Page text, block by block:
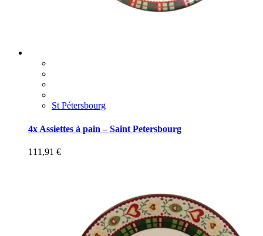
St Pétersbourg
4x Assiettes à pain – Saint Petersbourg
111,91 €